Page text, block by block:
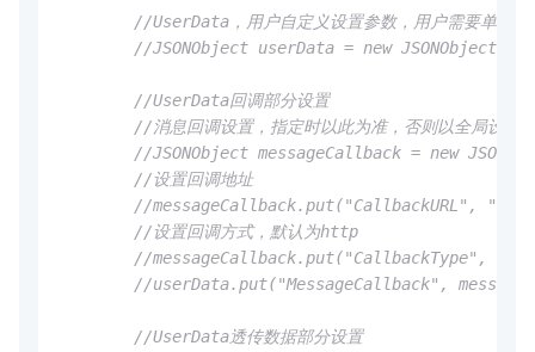
//UserData，用户自定义设置参数，用户需要单独
//JSONObject userData = new JSONObject();
//UserData回调部分设置
//消息回调设置，指定时以此为准，否则以全局设置
//JSONObject messageCallback = new
//设置回调地址
//messageCallback.put("CallbackURL",
//设置回调方式，默认为http
//messageCallback.put("CallbackType",
//userData.put("MessageCallback",
//UserData透传数据部分设置